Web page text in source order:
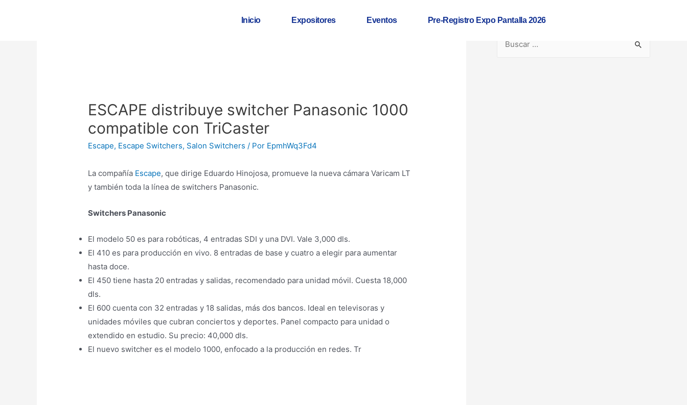
Inicio Expositores Eventos Pre-Registro Expo Pantalla 2026
ESCAPE distribuye switcher Panasonic 1000
compatible con TriCaster
Escape, Escape Switchers, Salon Switchers / Por EpmhWq3Fd4
La compañía Escape, que dirige Eduardo Hinojosa, promueve la nueva cámara Varicam LT
y también toda la línea de switchers Panasonic.
Switchers Panasonic
El modelo 50 es para robóticas, 4 entradas SDI y una DVI. Vale 3,000 dls.
El 410 es para producción en vivo. 8 entradas de base y cuatro a elegir para aumentar
hasta doce.
El 450 tiene hasta 20 entradas y salidas, recomendado para unidad móvil. Cuesta 18,000
dls.
El 600 cuenta con 32 entradas y 18 salidas, más dos bancos. Ideal en televisoras y
unidades móviles que cubran conciertos y deportes. Panel compacto para unidad o
extendido en estudio. Su precio: 40,000 dls.
El nuevo switcher es el modelo 1000, enfocado a la producción en redes. Tr